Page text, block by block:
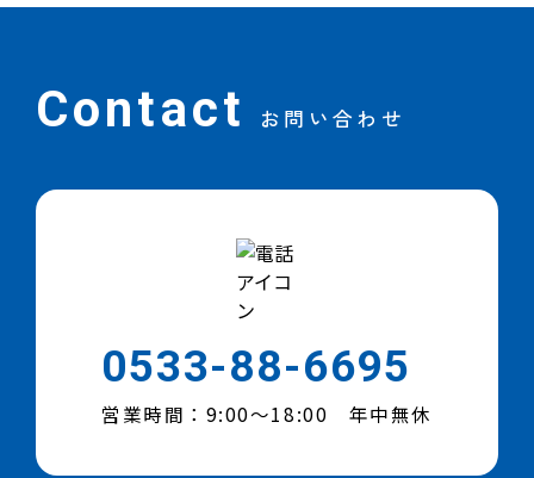
Contact お問い合わせ
0533-88-6695
営業時間：9:00～18:00 年中無休